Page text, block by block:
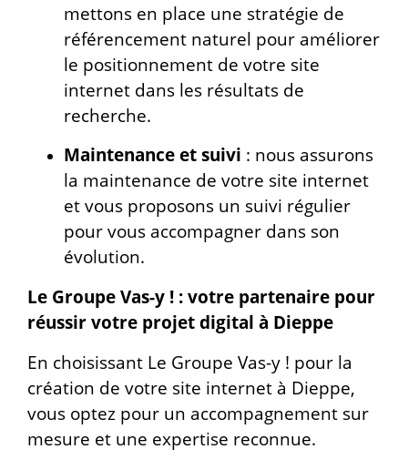
mettons en place une stratégie de
référencement naturel pour améliorer
le positionnement de votre site
internet dans les résultats de
recherche.
Maintenance et suivi : nous assurons
la maintenance de votre site internet
et vous proposons un suivi régulier
pour vous accompagner dans son
évolution.
Le Groupe Vas-y ! : votre partenaire pour
réussir votre projet digital à Dieppe
En choisissant Le Groupe Vas-y ! pour la
création de votre site internet à Dieppe,
vous optez pour un accompagnement sur
mesure et une expertise reconnue.